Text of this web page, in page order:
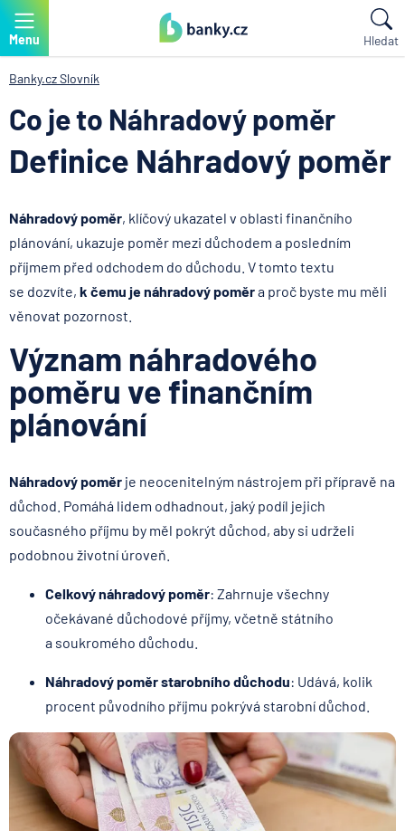
Menu Hledat
Banky.czSlovník
Co je to Náhradový poměr
Definice Náhradový poměr
Náhradový poměr, klíčový ukazatel v oblasti finančního
plánování, ukazuje poměr mezi důchodem a posledním
příjmem před odchodem do důchodu. V tomto textu
se dozvíte, k čemu je náhradový poměra proč byste mu měli
věnovat pozornost.
Význam náhradového
poměru ve finančním
plánování
Náhradový poměr je neocenitelným nástrojem při přípravě na
důchod. Pomáhá lidem odhadnout, jaký podíl jejich
současného příjmu by měl pokrýt důchod, aby si udrželi
podobnou životní úroveň.
Celkový náhradový poměr: Zahrnuje všechny
očekávané důchodové příjmy, včetně státního
a soukromého důchodu.
Náhradový poměr starobního důchodu: Udává, kolik
procent původního příjmu pokrývá starobní důchod.